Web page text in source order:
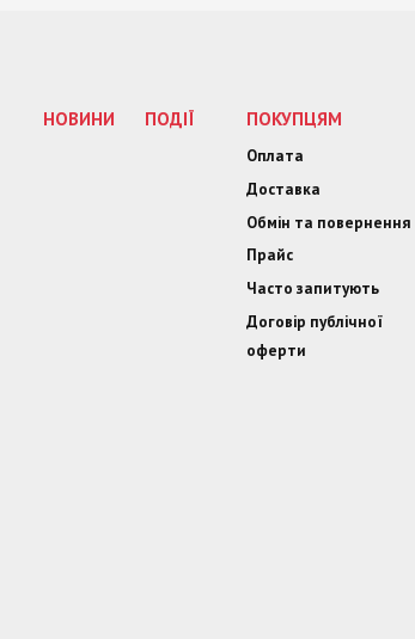
НОВИНИ ПОДІЇ ПОКУПЦЯМ
Оплата
Доставка
Обмін та повернення
Прайс
Часто запитують
Договір публічної
оферти